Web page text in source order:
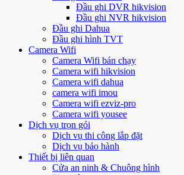
Đầu ghi DVR hikvision
Đầu ghi NVR hikvision
Đầu ghi Dahua
Đầu ghi hình TVT
Camera Wifi
Camera Wifi bán chạy
Camera wifi hikvision
Camera wifi dahua
camera wifi imou
Camera wifi ezviz-pro
Camera wifi yousee
Dịch vụ trọn gói
Dịch vụ thi công lắp đặt
Dịch vụ bảo hành
Thiết bị liên quan
Cửa an ninh & Chuông hình